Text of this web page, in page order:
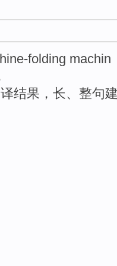
folding machin
结果，长、整句